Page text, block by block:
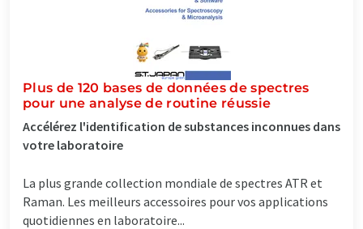
Plus de 120 bases de données de spectres
pour une analyse de routine réussie
Accélérez l'identification de substances inconnues dans
votre laboratoire
La plus grande collection mondiale de spectres ATR et
Raman. Les meilleurs accessoires pour vos applications
quotidiennes en laboratoire...